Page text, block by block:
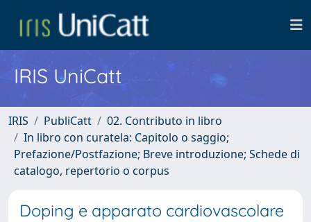
IRIS UniCatt
IRIS PubliCatt
02. Contributo in libro
In libro con curatela: Capitolo o saggio;
Prefazione/Postfazione; Breve introduzione; Schede di
catalogo, repertorio o corpus
Doping e apparato cardiovascolare